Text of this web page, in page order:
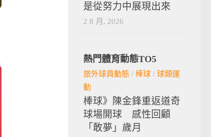
是從努力中展現出來
2 8 月, 2026
熱門體育動態TO5
旅外球員動態 / 棒球 / 球類運
動
棒球》陳金鋒重返道奇
球場開球 感性回顧
「敢夢」歲月